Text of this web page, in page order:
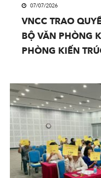
07/07/2026
VNCC TRAO
BỘ VĂN PHÒNG
PHÒNG KIẾN